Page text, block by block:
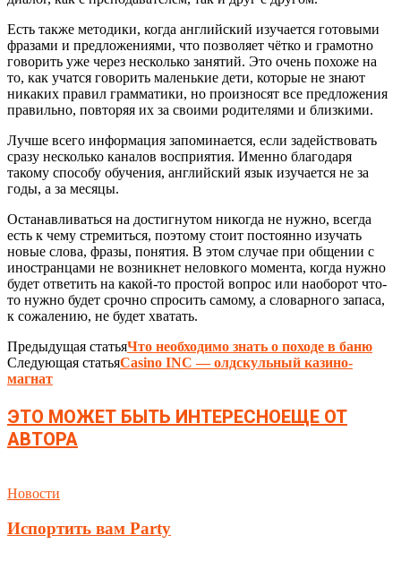
Есть также методики, когда английский изучается готовыми
фразами и предложениями, что позволяет чётко и грамотно
говорить уже через несколько занятий. Это очень похоже на
то, как учатся говорить маленькие дети, которые не знают
никаких правил грамматики, но произносят все предложения
правильно, повторяя их за своими родителями и близкими.
Лучше всего информация запоминается, если задействовать
сразу несколько каналов восприятия. Именно благодаря
такому способу обучения, английский язык изучается не за
годы, а за месяцы.
Останавливаться на достигнутом никогда не нужно, всегда
есть к чему стремиться, поэтому стоит постоянно изучать
новые слова, фразы, понятия. В этом случае при общении с
иностранцами не возникнет неловкого момента, когда нужно
будет ответить на какой-то простой вопрос или наоборот что-
то нужно будет срочно спросить самому, а словарного запаса,
к сожалению, не будет хватать.
Предыдущая статьяЧто необходимо знать о походе в баню
Следующая статьяCasino INC — олдскульный казино-
магнат
ЭТО МОЖЕТ БЫТЬ ИНТЕРЕСНОЕЩЕ ОТ
АВТОРА
Новости
Испортить вам Party